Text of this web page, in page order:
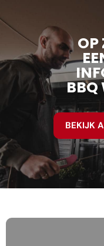
OP
BBQ
BEKIJK